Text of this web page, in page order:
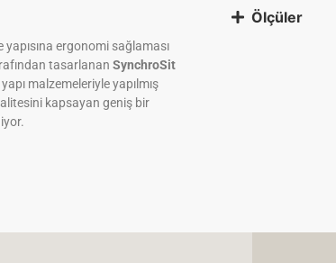
ergonomi sağlaması
tasarlanan SynchroSit
yapı malzemeleriyle yapılmış
kapsayan geniş bir
Ölçüler